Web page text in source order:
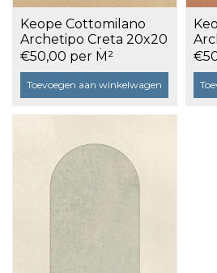
Keope Cottomilano
Archetipo Creta 20x20
Decoro Mat/glans a 1,2
m²
€50,00 per M²
Toevoegen aan winkelwagen